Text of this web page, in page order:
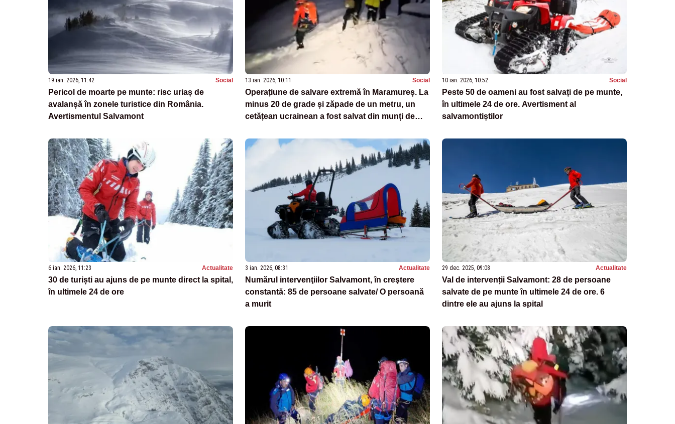
19 ian. 2026, 11:42 Social
Pericol de moarte pe munte: risc uriaș de
avalanșă în zonele turistice din România.
Avertismentul Salvamont
13 ian. 2026, 10:11 Social
Operațiune de salvare extremă în Maramureș. La
minus 20 de grade și zăpade de un metru, un
cetățean ucrainean a fost salvat din munți de
10 ian. 2026, 10:52 Social
Peste 50 de oameni au fost salvați de pe munte,
în ultimele 24 de ore. Avertisment al
salvamontiștilor
6 ian. 2026, 11:23 Actualitate
30 de turiști au ajuns de pe munte direct la spital,
în ultimele 24 de ore
3 ian. 2026, 08:31 Actualitate
Numărul intervenţiilor Salvamont, în creştere
constantă: 85 de persoane salvate/ O persoană
a murit
29 dec. 2025, 09:08 Actualitate
Val de intervenții Salvamont: 28 de persoane
salvate de pe munte în ultimele 24 de ore. 6
dintre ele au ajuns la spital